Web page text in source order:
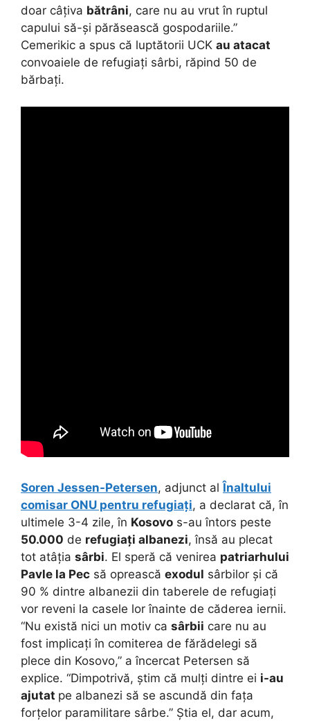
doar câțiva bătrâni, care nu au vrut în ruptul
capului să-și părăsească gospodariile.”
Cemerikic a spus că luptătorii UCK au atacat
convoaiele de refugiați sârbi, răpind 50 de
bărbați.
Soren Jessen-Petersen, adjunct al Înaltului
comisar ONU pentru refugiați, a declarat că, în
ultimele 3-4 zile, în Kosovo s-au întors peste
50.000 de refugiați albanezi, însă au plecat
tot atâția sârbi. El speră că venirea patriarhului
Pavle la Pec să oprească exodul sârbilor și că
90 % dintre albanezii din taberele de refugiați
vor reveni la casele lor înainte de căderea iernii.
“Nu există nici un motiv ca sârbii care nu au
fost implicați în comiterea de fărădelegi să
plece din Kosovo,” a încercat Petersen să
explice. “Dimpotrivă, știm că mulți dintre ei i-au
ajutat pe albanezi să se ascundă din fața
forțelor paramilitare sârbe.” Știa el, dar acum,